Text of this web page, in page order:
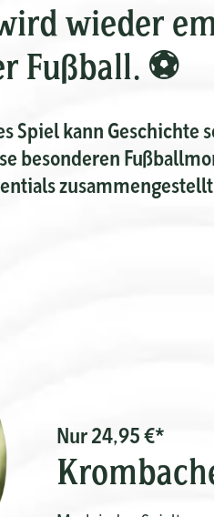
wieder
Fußball. ⚽
Spiel kann
besonderen
Nur 24,95 €*